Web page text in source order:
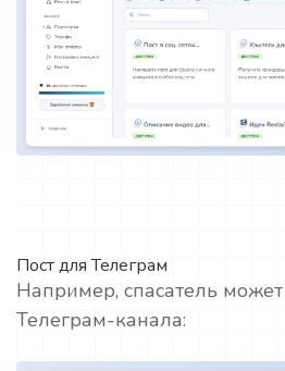
Пост для Телеграм
Например, спасатель может
Телеграм-канала: